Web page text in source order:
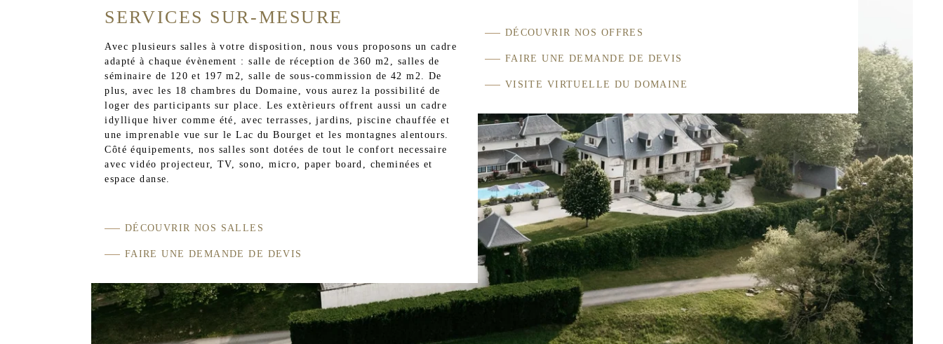
DÉCOUVRIR NOS OFFRES
FAIRE UNE DEMANDE DE DEVIS
VISITE VIRTUELLE DU DOMAINE
SERVICES SUR-MESURE
Avec plusieurs salles à votre disposition, nous vous proposons un cadre
adapté à chaque évènement : salle de réception de 360 m2, salles de
séminaire de 120 et 197 m2, salle de sous-commission de 42 m2. De
plus, avec les 18 chambres du Domaine, vous aurez la possibilité de
loger des participants sur place. Les extèrieurs offrent aussi un cadre
idyllique hiver comme été, avec terrasses, jardins, piscine chauffée et
une imprenable vue sur le Lac du Bourget et les montagnes alentours.
Côté équipements, nos salles sont dotées de tout le confort necessaire
avec vidéo projecteur, TV, sono, micro, paper board, cheminées et
espace danse.
DÉCOUVRIR NOS SALLES
FAIRE UNE DEMANDE DE DEVIS